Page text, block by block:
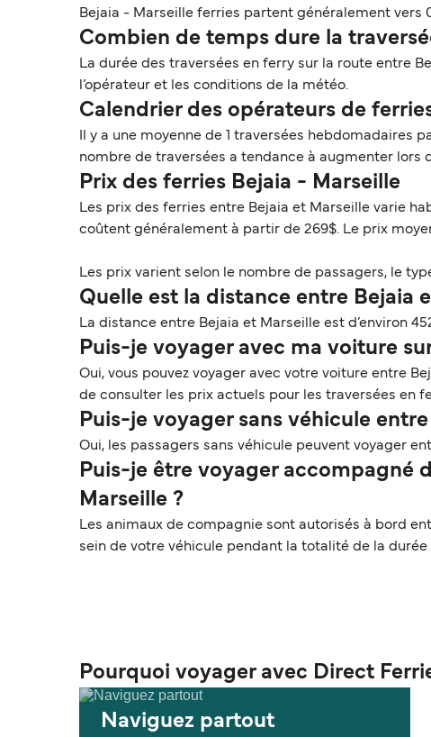
Bejaia - Marseille ferries partent généralement vers
Combien de temps dure la
La durée des traversées en ferry sur la route entre
l’opérateur et les conditions de la météo.
Calendrier des opérateurs de
Il y a une moyenne de 1 traversées hebdomadaires
nombre de traversées a tendance à augmenter lors
Prix des ferries Bejaia - Marseille
Les prix des ferries entre Bejaia et Marseille varie
coûtent généralement à partir de 269$. Le prix
Les prix varient selon le nombre de passagers, le
Quelle est la distance entre Bejaia
La distance entre Bejaia et Marseille est d’environ
Puis-je voyager avec ma voiture
Oui, vous pouvez voyager avec votre voiture entre
de consulter les prix actuels pour les traversées en
Puis-je voyager sans véhicule
Oui, les passagers sans véhicule peuvent voyager
Puis-je être voyager accompagné
Marseille ?
Les animaux de compagnie sont autorisés à bord
sein de votre véhicule pendant la totalité de la durée
Pourquoi voyager avec Direct
Naviguez partout